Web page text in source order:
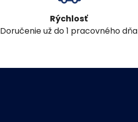
Rýchlosť
Doručenie už do 1 pracovného dňa